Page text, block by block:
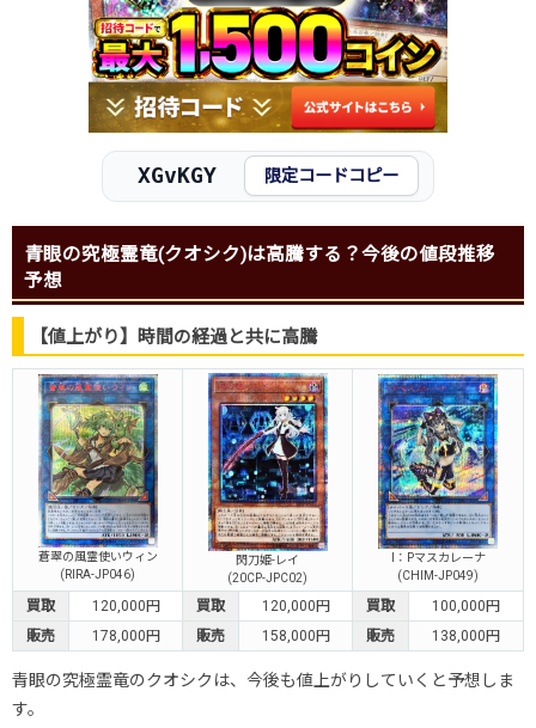
XGvKGY 限定コードコピー
青眼の究極霊竜(クオシク)は高騰する？今後の値段推移
予想
【値上がり】時間の経過と共に高騰
蒼翠の風霊使いウィン
(RIRA-JP046)
閃刀姫-レイ
(20CP-JPC02)
I：Pマスカレーナ
(CHIM-JP049)
買取 120,000円 買取 120,000円 買取
100,000円
販売
178,000円 販売 158,000円 販売 138,000円
青眼の究極霊竜のクオシクは、今後も値上がりしていくと予想しま
す。